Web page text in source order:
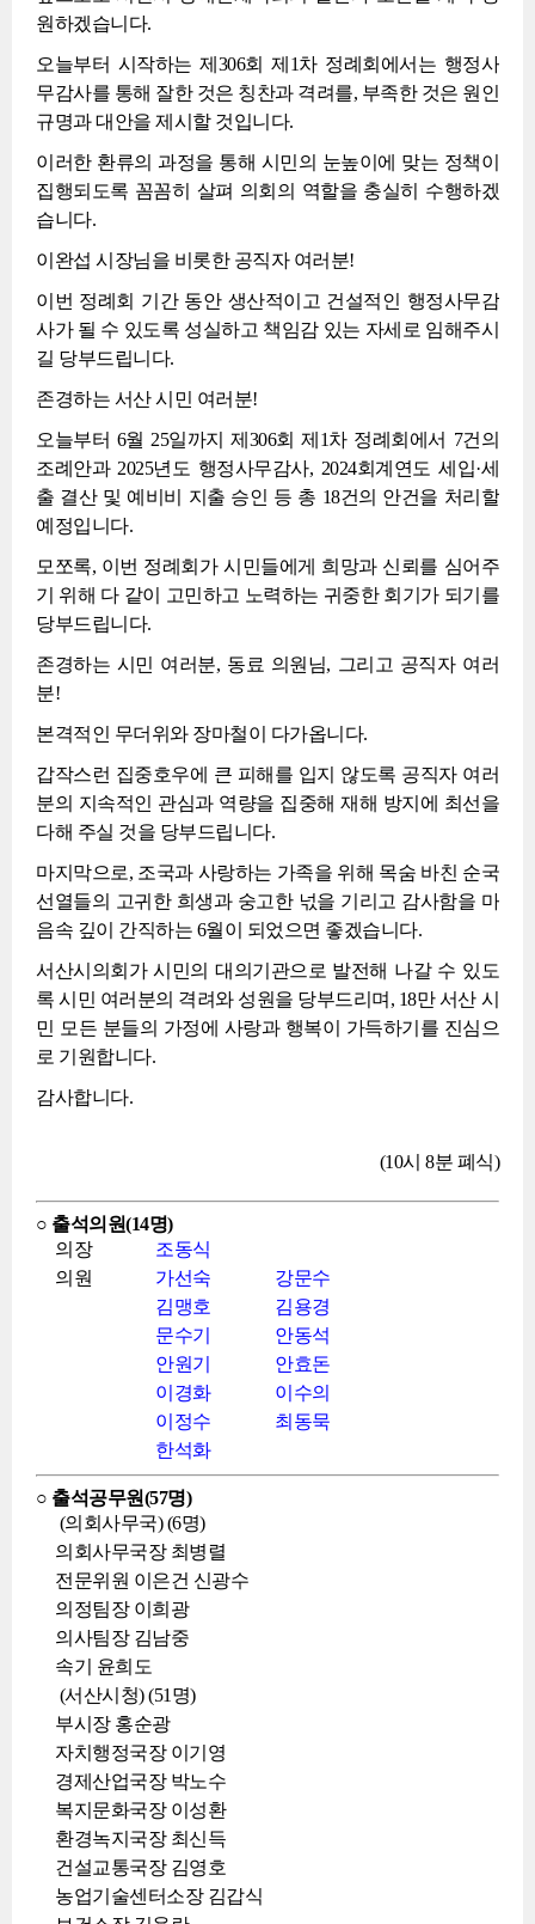
원하겠습니다.
오늘부터 시작하는 제306회 제1차 정례회에서는 행정사
무감사를 통해 잘한 것은 칭찬과 격려를, 부족한 것은 원인
규명과 대안을 제시할 것입니다.
이러한 환류의 과정을 통해 시민의 눈높이에 맞는 정책이
집행되도록 꼼꼼히 살펴 의회의 역할을 충실히 수행하겠
습니다.
이완섭 시장님을 비롯한 공직자 여러분!
이번 정례회 기간 동안 생산적이고 건설적인 행정사무감
사가 될 수 있도록 성실하고 책임감 있는 자세로 임해주시
길 당부드립니다.
존경하는 서산 시민 여러분!
오늘부터 6월 25일까지 제306회 제1차 정례회에서 7건의
조례안과 2025년도 행정사무감사, 2024회계연도 세입·세
출 결산 및 예비비 지출 승인 등 총 18건의 안건을 처리할
예정입니다.
모쪼록, 이번 정례회가 시민들에게 희망과 신뢰를 심어주
기 위해 다 같이 고민하고 노력하는 귀중한 회기가 되기를
당부드립니다.
존경하는 시민 여러분, 동료 의원님, 그리고 공직자 여러
분!
본격적인 무더위와 장마철이 다가옵니다.
갑작스런 집중호우에 큰 피해를 입지 않도록 공직자 여러
분의 지속적인 관심과 역량을 집중해 재해 방지에 최선을
다해 주실 것을 당부드립니다.
마지막으로, 조국과 사랑하는 가족을 위해 목숨 바친 순국
선열들의 고귀한 희생과 숭고한 넋을 기리고 감사함을 마
음속 깊이 간직하는 6월이 되었으면 좋겠습니다.
서산시의회가 시민의 대의기관으로 발전해 나갈 수 있도
록 시민 여러분의 격려와 성원을 당부드리며, 18만 서산 시
민 모든 분들의 가정에 사랑과 행복이 가득하기를 진심으
로 기원합니다.
감사합니다.
(10시 8분 폐식)
○ 출석의원(14명)
의장
조동식
의원
가선숙
강문수
김맹호
김용경
문수기
안동석
안원기
안효돈
이경화
이수의
이정수
최동묵
한석화
○ 출석공무원(57명)
(의회사무국) (6명)
의회사무국장 최병렬
전문위원 이은건 신광수
의정팀장 이희광
의사팀장 김남중
속기 윤희도
(서산시청) (51명)
부시장 홍순광
자치행정국장 이기영
경제산업국장 박노수
복지문화국장 이성환
환경녹지국장 최신득
건설교통국장 김영호
농업기술센터소장 김갑식